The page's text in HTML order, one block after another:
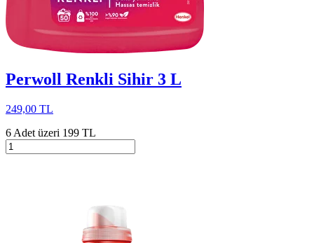
Perwoll Renkli Sihir 3 L
249,00 TL
6 Adet üzeri 199 TL